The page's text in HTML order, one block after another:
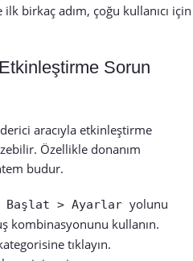
birkaç adım, çoğu kullanıcı için
Sorun
aracıyla etkinleştirme
Özellikle donanım
budur.
Başlat > Ayarlar yolunu
kombinasyonunu kullanın.
tıklayın.